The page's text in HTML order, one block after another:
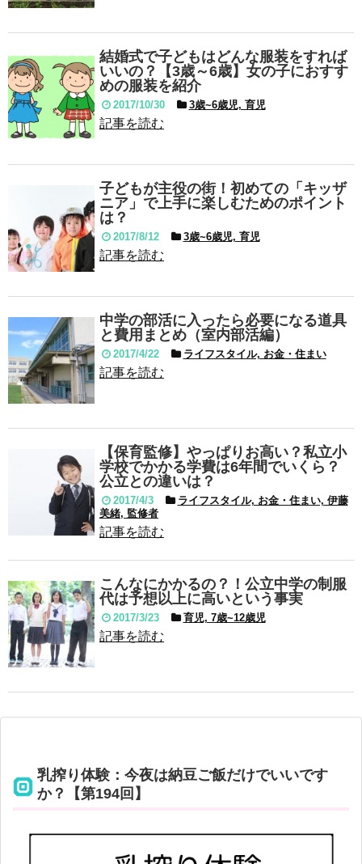
結婚式で子どもはどんな服装をすれば
いいの？【3歳～6歳】女の子におすす
めの服装を紹介
2017/10/30 3歳~6歳児, 育児
記事を読む
子どもが主役の街！初めての「キッザ
ニア」で上手に楽しむためのポイント
は？
2017/8/12 3歳~6歳児, 育児
記事を読む
中学の部活に入ったら必要になる道具
と費用まとめ（室内部活編）
2017/4/22 ライフスタイル, お金・住まい
記事を読む
【保育監修】やっぱりお高い？私立小
学校でかかる学費は6年間でいくら？
公立との違いは？
2017/4/3
ライフスタイル, お金・住まい, 伊藤
美緒, 監修者
記事を読む
こんなにかかるの？！公立中学の制服
代は予想以上に高いという事実
2017/3/23 育児, 7歳~12歳児
記事を読む
乳搾り体験：今夜は納豆ご飯だけでいいです
か？【第194回】